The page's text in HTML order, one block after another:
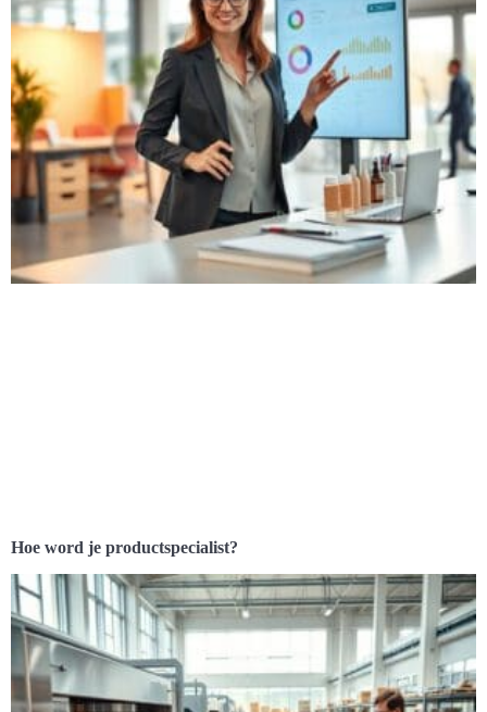
Hoe word je productspecialist?